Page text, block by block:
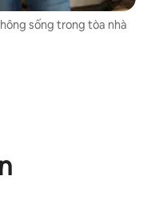
sống trong tòa nhà